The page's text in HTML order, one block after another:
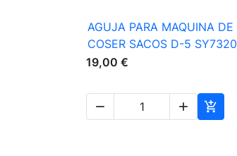
Vista rápida
AGUJA PARA MAQUINA DE
COSER SACOS D-5 SY7320
19,00 €
  